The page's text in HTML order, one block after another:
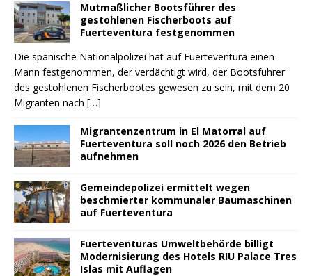
Mutmaßlicher Bootsführer des
gestohlenen Fischerboots auf
Fuerteventura festgenommen
Die spanische Nationalpolizei hat auf Fuerteventura einen
Mann festgenommen, der verdächtigt wird, der Bootsführer
des gestohlenen Fischerbootes gewesen zu sein, mit dem 20
Migranten nach […]
Migrantenzentrum in El Matorral auf
Fuerteventura soll noch 2026 den Betrieb
aufnehmen
Gemeindepolizei ermittelt wegen
beschmierter kommunaler Baumaschinen
auf Fuerteventura
Fuerteventuras Umweltbehörde billigt
Modernisierung des Hotels RIU Palace Tres
Islas mit Auflagen